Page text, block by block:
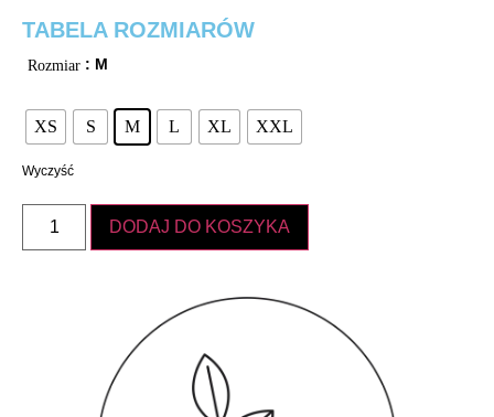
TABELA ROZMIARÓW
Rozmiar : M
XS S M L XL XXL
Wyczyść
DODAJ DO KOSZYKA